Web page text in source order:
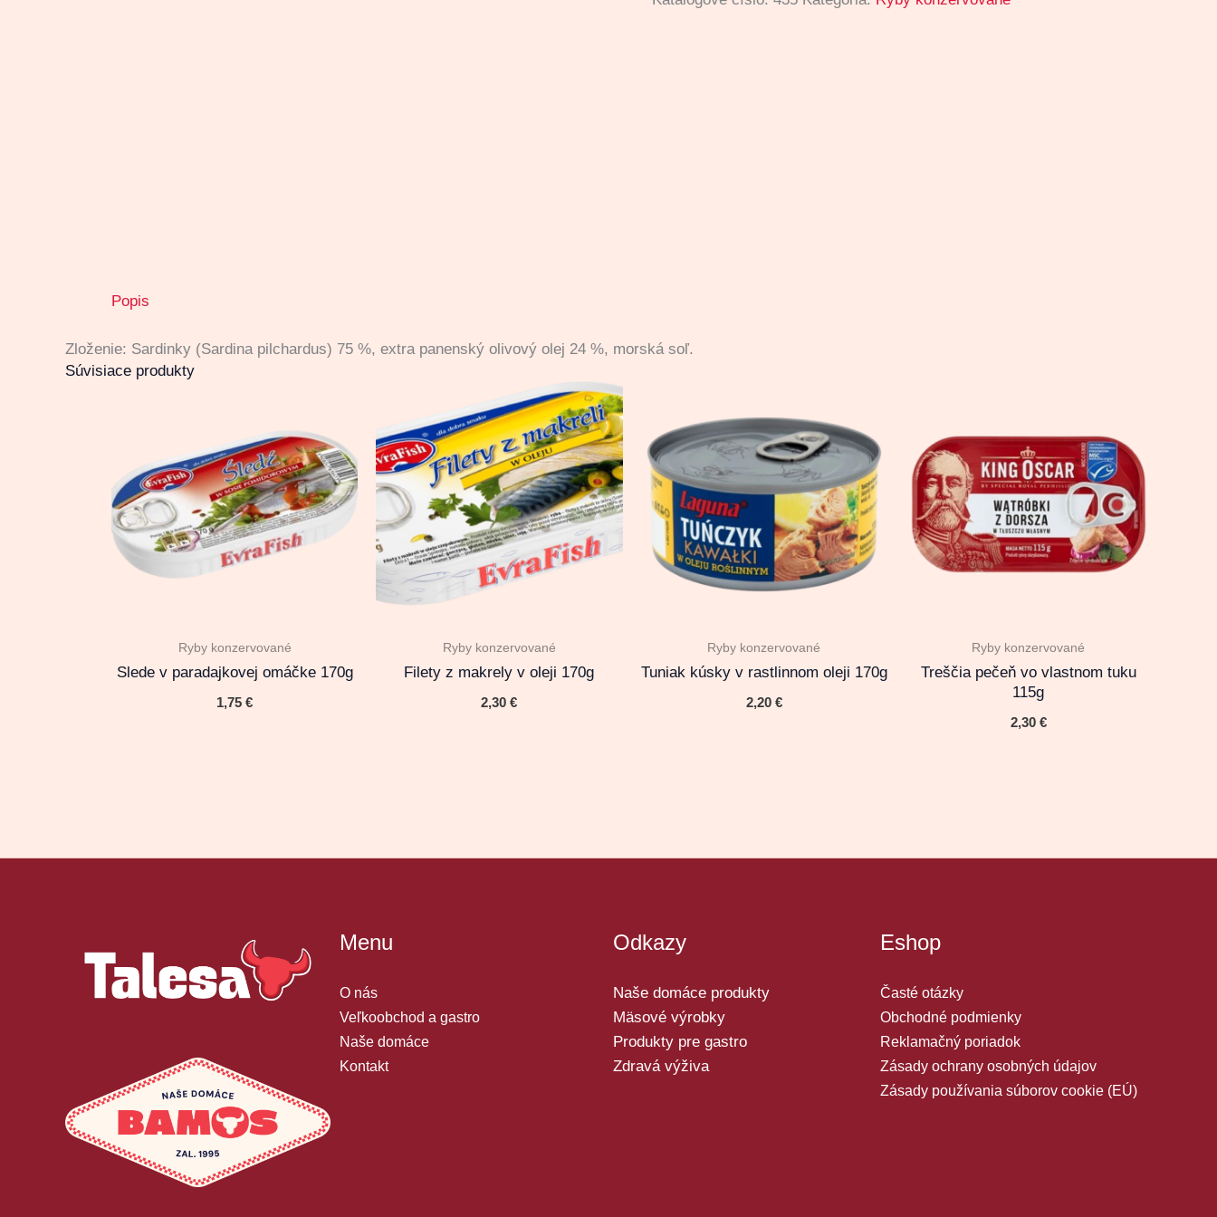
Popis
Zloženie: Sardinky (Sardina pilchardus) 75 %, extra panenský olivový olej 24 %, morská soľ.
Súvisiace produkty
Ryby konzervované
Slede v paradajkovej omáčke 170g
1,75€
Ryby konzervované
Filety z makrely v oleji 170g
2,30€
Ryby konzervované
Tuniak kúsky v rastlinnom oleji 170g
2,20 €
Ryby konzervované
Treščia pečeň vo vlastnom tuku
115g
2,30 €
Menu
O nás
Veľkoobchod a gastro
Naše domáce
Kontakt
Odkazy
Naše domáce produkty
Mäsové výrobky
Produkty pre gastro
Zdravá výživa
Eshop
Časté otázky
Obchodné podmienky
Reklamačný poriadok
Zásady ochrany osobných údajov
Zásady používania súborov cookie (EÚ)